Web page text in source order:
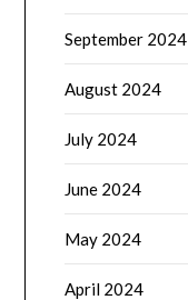
September 2024
August 2024
July 2024
June 2024
May 2024
April 2024